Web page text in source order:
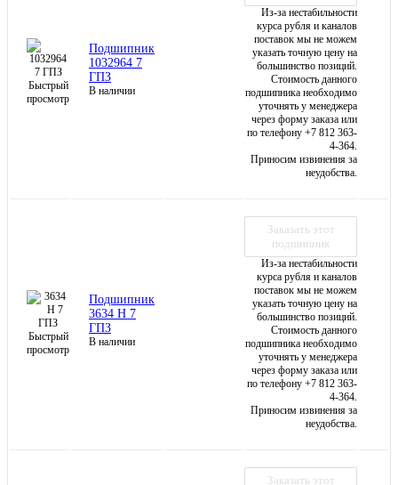
Быстрый
просмотр
Подшипник
1032964 7
ГПЗ
В наличии
Из-за нестабильности
курса рубля и каналов
поставок мы не можем
указать точную цену на
большинство позиций.
Стоимость данного
подшипника необходимо
уточнять у менеджера
через форму заказа или
по телефону +7 812 363-
4-364.
Приносим извинения за
неудобства.
Быстрый
просмотр
Подшипник
3634 Н 7
ГПЗ
В наличии
Заказать этот
подшипник
Из-за нестабильности
курса рубля и каналов
поставок мы не можем
указать точную цену на
большинство позиций.
Стоимость данного
подшипника необходимо
уточнять у менеджера
через форму заказа или
по телефону +7 812 363-
4-364.
Приносим извинения за
неудобства.
Заказать этот